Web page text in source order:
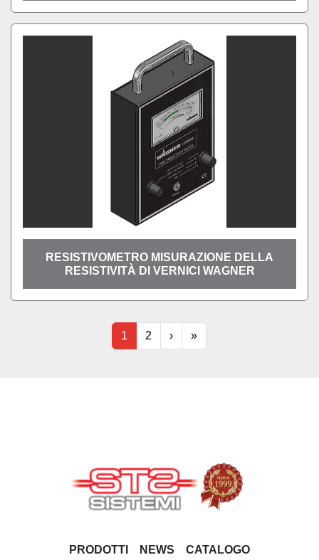
RESISTIVOMETRO MISURAZIONE DELLA
RESISTIVITÀ DI VERNICI WAGNER
1 2 › »
PRODOTTI NEWS CATALOGO